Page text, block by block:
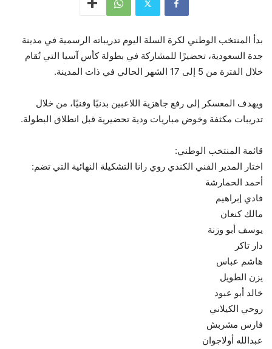
بدأ المنتخب الوطني لكرة السلة اليوم تدريباته الرسمية في مدينة
جدة السعودية، تحضيرًا للمشاركة في بطولة كأس آسيا التي تُقام
خلال الفترة من 5 إلى 17 الشهر الحالي في ذات المدينة.
ويهدف المعسكر إلى رفع جاهزية اللاعبين بدنيًا وفنيًا، من خلال
تدريبات مكثفة وخوض مباريات ودية تحضيرية قبل انطلاق البطولة.
قائمة المنتخب الوطني:
اختار المدير الفني الكندي روي رانا التشكيلة النهائية التي تضم:
أحمد الحمارشة
فادي إبراهيم
مالك كنعان
يوسف أبو وزنة
دار تاكر
هاشم عباس
يزن الطويل
خالد أبو عبود
روحي الكيلاني
فارس مشربش
عبدالله أولاجوان